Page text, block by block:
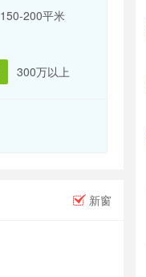
150-200平米
300万以上
新窗